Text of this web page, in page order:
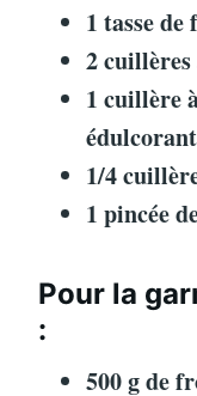
1 tasse
2 cuillères
1 cuillère
1/4
1 pincée
Pour la
:
500 g de